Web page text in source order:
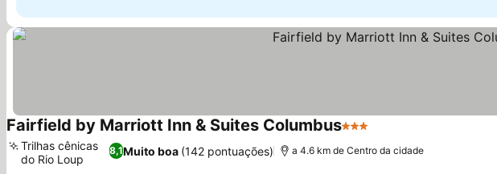
Fairfield by Marriott Inn & Suites Columbus3 Estrelas
8,1Muito boa (142 pontuações)
Trilhas cênicas
do Rio Loup
a 4.6 km de Centro da cidade